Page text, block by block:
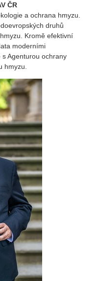
ČR
a ochrana hmyzu.
druhů
Kromě efektivní
moderními
Agenturou ochrany
hmyzu.